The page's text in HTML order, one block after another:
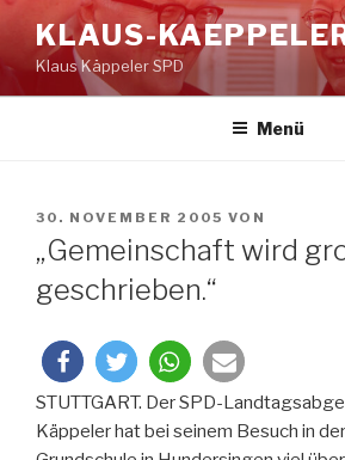
Inhalt
springen
KLAUS-
Klaus Käppeler SPD
Menü
VERÖFFENTLICHT
AM
30. NOVEMBER 2005 VON
„Gemeinschaft wird
geschrieben.“
STUTTGART. Der SPD-
Käppeler hat bei seinem Besuch in